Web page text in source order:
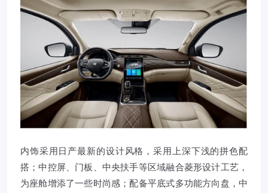
内饰采用日产最新的设计风格，采用上深下浅的拼色配
搭；中控屏、门板、中央扶手等区域融合菱形设计工艺，
为座舱增添了一些时尚感；配备平底式多功能方向盘，中